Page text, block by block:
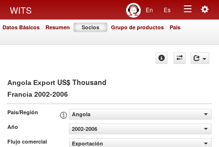
WITS En Es
Toggle
Datos Básicos Resumen Socios Grupo de productos País
Angola Export US$ Thousand
Francia 2002-2006
País/Región
Angola
Año
2002-2006
Flujo comercial
Exportación